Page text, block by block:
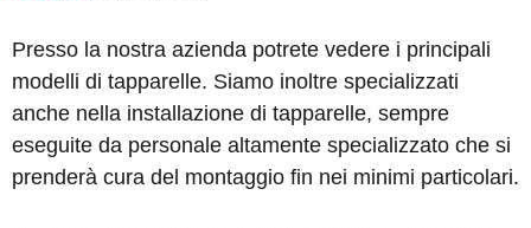
Presso la nostra azienda potrete vedere i principali
modelli di tapparelle. Siamo inoltre specializzati
anche nella installazione di tapparelle, sempre
eseguite da personale altamente specializzato che si
prenderà cura del montaggio fin nei minimi particolari.